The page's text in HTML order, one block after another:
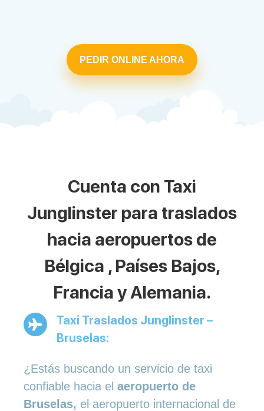
PEDIR ONLINE AHORA
Cuenta con Taxi
Junglinster para traslados
hacia aeropuertos de
Bélgica , Países Bajos,
Francia y Alemania.
Taxi Traslados Junglinster –
Bruselas:
¿Estás buscando un servicio de taxi
confiable hacia el aeropuerto de
Bruselas, el aeropuerto internacional de